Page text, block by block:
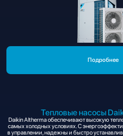
Подробнее
Тепловые насосы
Daikin Altherma обеспечивают высокую
самых холодных условиях. С
в управлении, надежны и быстро